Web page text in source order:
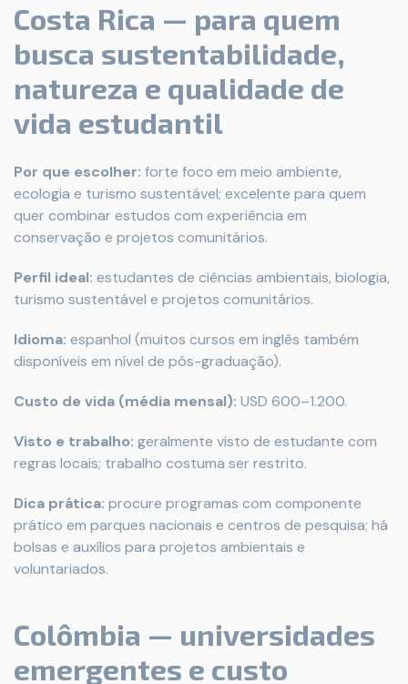
Costa Rica — para quem
busca sustentabilidade,
natureza e qualidade de
vida estudantil
Por que escolher: forte foco em meio ambiente,
ecologia e turismo sustentável; excelente para quem
quer combinar estudos com experiência em
conservação e projetos comunitários.
Perfil ideal: estudantes de ciências ambientais, biologia,
turismo sustentável e projetos comunitários.
Idioma: espanhol (muitos cursos em inglês também
disponíveis em nível de pós-graduação).
Custo de vida (média mensal): USD 600–1.200.
Visto e trabalho: geralmente visto de estudante com
regras locais; trabalho costuma ser restrito.
Dica prática: procure programas com componente
prático em parques nacionais e centros de pesquisa; há
bolsas e auxílios para projetos ambientais e
voluntariados.
Colômbia — universidades
emergentes e custo